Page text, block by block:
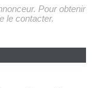
Pour obtenir
le contacter.